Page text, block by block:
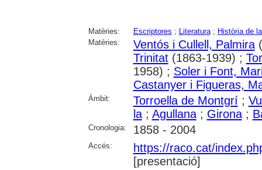
Matèries: Escriptores ; Literatura; Història de
Matèries:
Ventós i Cullell, Palmira
Trinitat(1863-1939) ;
1958) ; Soler i Font,
Castanyer i Figueras,
Àmbit: Torroella de Montgrí;
la; Agullana; Girona;
Cronologia: 1858 - 2004
Accés:
https://raco.cat/
[presentació]